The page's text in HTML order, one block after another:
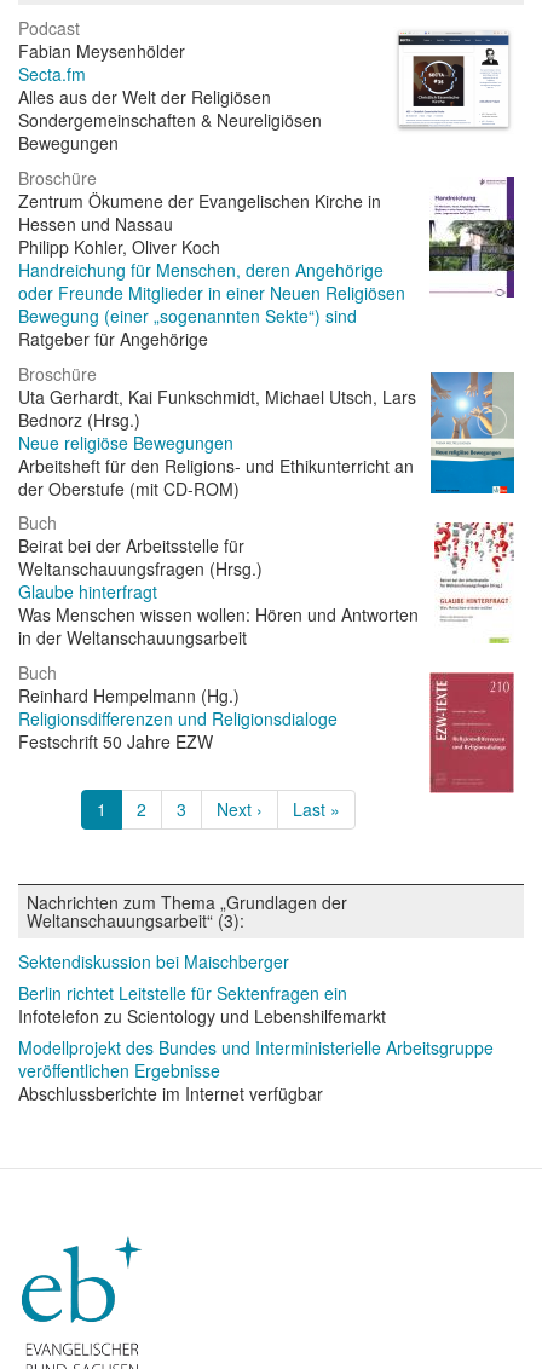
Podcast
Fabian Meysenhölder
Secta.fm
Alles aus der Welt der Religiösen
Sondergemeinschaften & Neureligiösen
Bewegungen
Broschüre
Zentrum Ökumene der Evangelischen Kirche in
Hessen und Nassau
Philipp Kohler, Oliver Koch
Handreichung für Menschen, deren Angehörige
oder Freunde Mitglieder in einer Neuen Religiösen
Bewegung (einer „sogenannten Sekte“) sind
Ratgeber für Angehörige
Broschüre
Uta Gerhardt, Kai Funkschmidt, Michael Utsch, Lars
Bednorz (Hrsg.)
Neue religiöse Bewegungen
Arbeitsheft für den Religions- und Ethikunterricht an
der Oberstufe (mit CD-ROM)
Buch
Beirat bei der Arbeitsstelle für
Weltanschauungsfragen (Hrsg.)
Glaube hinterfragt
Was Menschen wissen wollen: Hören und Antworten
in der Weltanschauungsarbeit
Buch
Reinhard Hempelmann (Hg.)
Religionsdifferenzen und Religionsdialoge
Festschrift 50 Jahre EZW
Seitennummerierung
Aktuelle
Seite
1 Page
2 Page
3
Nächste
Seite
Next ›
Letzte
Seite
Last »
Nachrichten zum Thema „Grundlagen der
Weltanschauungsarbeit“ (3):
Sektendiskussion bei Maischberger
Berlin richtet Leitstelle für Sektenfragen ein
Infotelefon zu Scientology und Lebenshilfemarkt
Modellprojekt des Bundes und Interministerielle Arbeitsgruppe
veröffentlichen Ergebnisse
Abschlussberichte im Internet verfügbar